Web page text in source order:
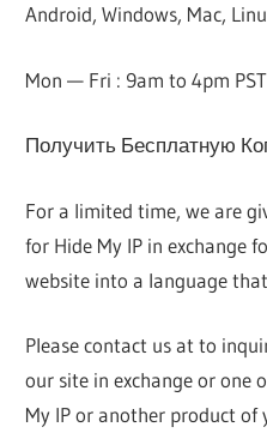
Android, Windows, Mac,
Mon — Fri : 9am to 4pm PST
Получить Бесплатную
For a limited time, we are
for Hide My IP in exchange
website into a language
Please contact us at to
our site in exchange or one
My IP or another product of